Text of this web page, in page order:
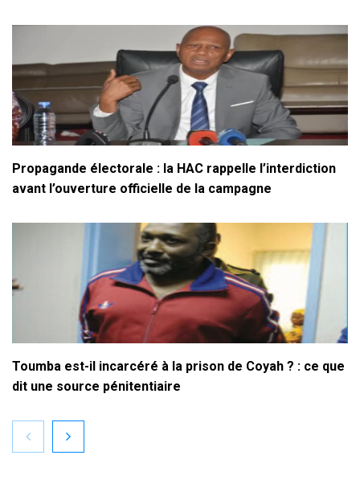
Propagande électorale : la HAC rappelle l’interdiction
avant l’ouverture officielle de la campagne
Toumba est-il incarcéré à la prison de Coyah ? : ce que
dit une source pénitentiaire